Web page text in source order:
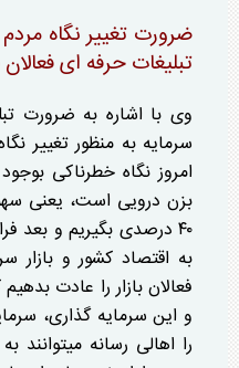
ضرورت تغییر نگاه مردم
تبلیغات حرفه ای
وی با اشاره به ضرورت
سرمایه به منظور تغییر
امروز نگاه خطرناکی
بزن درویی است، یعنی
۴۰ درصدی بگیریم و بعد
به اقتصاد کشور و بازار
فعالان بازار را عادت
و این سرمایه گذاری،
را اهالی رسانه میتوانند